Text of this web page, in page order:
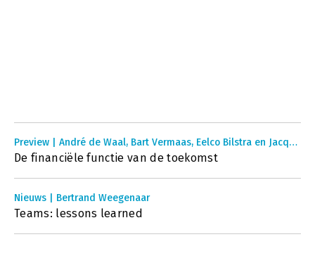
Preview | André de Waal, Bart Vermaas, Eelco Bilstra en Jacques Bootsman
De financiële functie van de toekomst
Nieuws | Bertrand Weegenaar
Teams: lessons learned